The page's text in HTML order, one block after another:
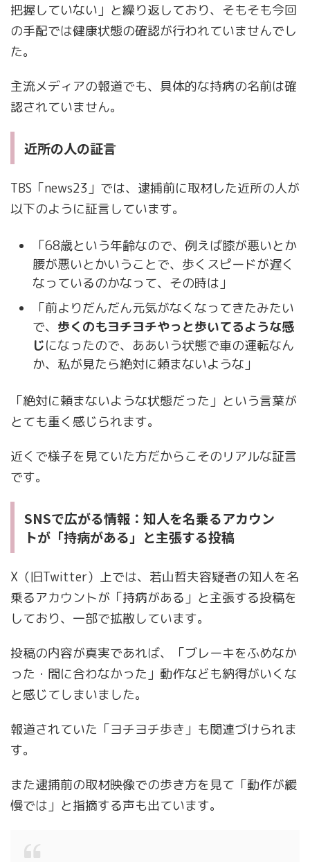
把握していない」と繰り返しており、そもそも今回
の手配では健康状態の確認が行われていませんでし
た。
主流メディアの報道でも、具体的な持病の名前は確
認されていません。
近所の人の証言
TBS「news23」では、逮捕前に取材した近所の人が
以下のように証言しています。
「68歳という年齢なので、例えば膝が悪いとか
腰が悪いとかいうことで、歩くスピードが遅く
なっているのかなって、その時は」
「前よりだんだん元気がなくなってきたみたい
で、 歩くのもヨチヨチやっと歩いてるような感
じになったので、ああいう状態で車の運転なん
か、私が見たら絶対に頼まないような」
「絶対に頼まないような状態だった」という言葉が
とても重く感じられます。
近くで様子を見ていた方だからこそのリアルな証言
です。
SNSで広がる情報：知人を名乗るアカウン
トが「持病がある」と主張する投稿
X（旧Twitter）上では、若山哲夫容疑者の知人を名
乗るアカウントが「持病がある」と主張する投稿を
しており、一部で拡散しています。
投稿の内容が真実であれば、「ブレーキをふめなか
った・間に合わなかった」動作なども納得がいくな
と感じてしまいました。
報道されていた「ヨチヨチ歩き」も関連づけられま
す。
また逮捕前の取材映像での歩き方を見て「動作が緩
慢では」と指摘する声も出ています。